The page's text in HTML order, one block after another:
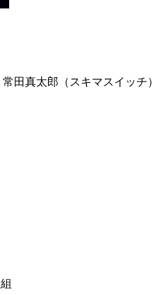
田真太郎（スキマスイッチ）
組